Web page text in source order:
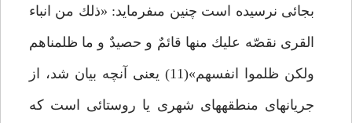
بجائى نرسيده است چنين مى‏فرمايد: «ذلك من انباء
القرى نقصّه عليك منها قائمٌ و حصيدٌ و ما ظلمناهم
ولكن ظلموا انفسهم»(11) يعنى آنچه بيان شد، از
جريان‏هاى منطقه‏هاى شهرى يا روستائى است كه